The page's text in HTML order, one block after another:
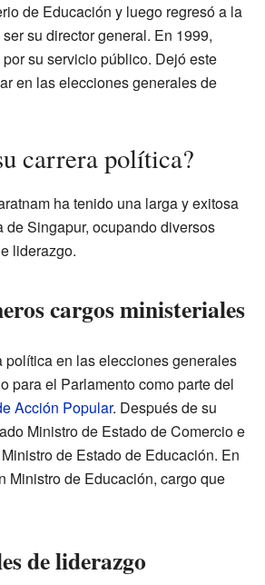
de Educación y luego regresó a la
su director general. En 1999,
su servicio público. Dejó este
en las elecciones generales de
carrera política?
ha tenido una larga y exitosa
de Singapur, ocupando diversos
liderazgo.
cargos ministeriales
política en las elecciones generales
para el Parlamento como parte del
Acción Popular. Después de su
Ministro de Estado de Comercio e
de Estado de Educación. En
Ministro de Educación, cargo que
de liderazgo